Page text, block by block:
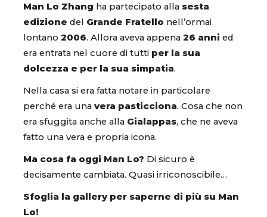
Man Lo Zhang ha partecipato alla sesta
edizione del Grande Fratello nell’ormai
lontano 2006. Allora aveva appena 26 anni ed
era entrata nel cuore di tutti per la sua
dolcezza e per la sua simpatia.
Nella casa si era fatta notare in particolare
perché era una vera pasticciona. Cosa che non
era sfuggita anche alla Gialappas, che ne aveva
fatto una vera e propria icona.
Ma cosa fa oggi Man Lo? Di sicuro è
decisamente cambiata. Quasi irriconoscibile…
Sfoglia la gallery per saperne di più su Man
Lo!